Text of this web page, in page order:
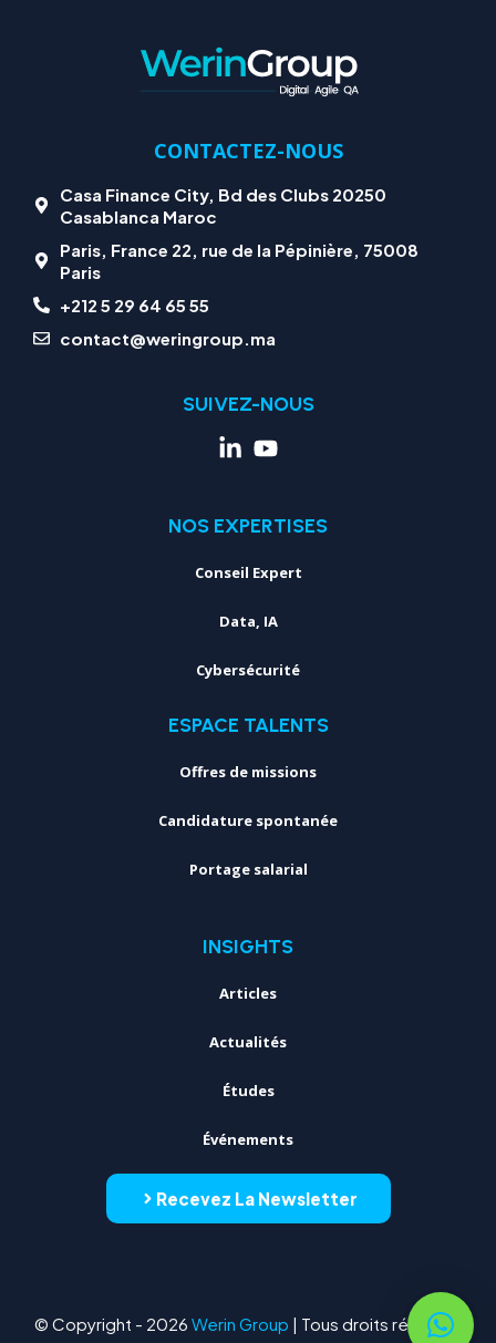
CONTACTEZ-NOUS
Casa Finance City, Bd des Clubs 20250
Casablanca Maroc
Paris, France 22, rue de la Pépinière, 75008
Paris
+212 5 29 64 65 55
contact@weringroup.ma
SUIVEZ-NOUS
NOS EXPERTISES
Conseil Expert
Data, IA
Cybersécurité
ESPACE TALENTS
Offres de missions
Candidature spontanée
Portage salarial
INSIGHTS
Articles
Actualités
Études
Événements
Recevez La Newsletter
© Copyright - 2026 Werin Group | Tous droits réservés